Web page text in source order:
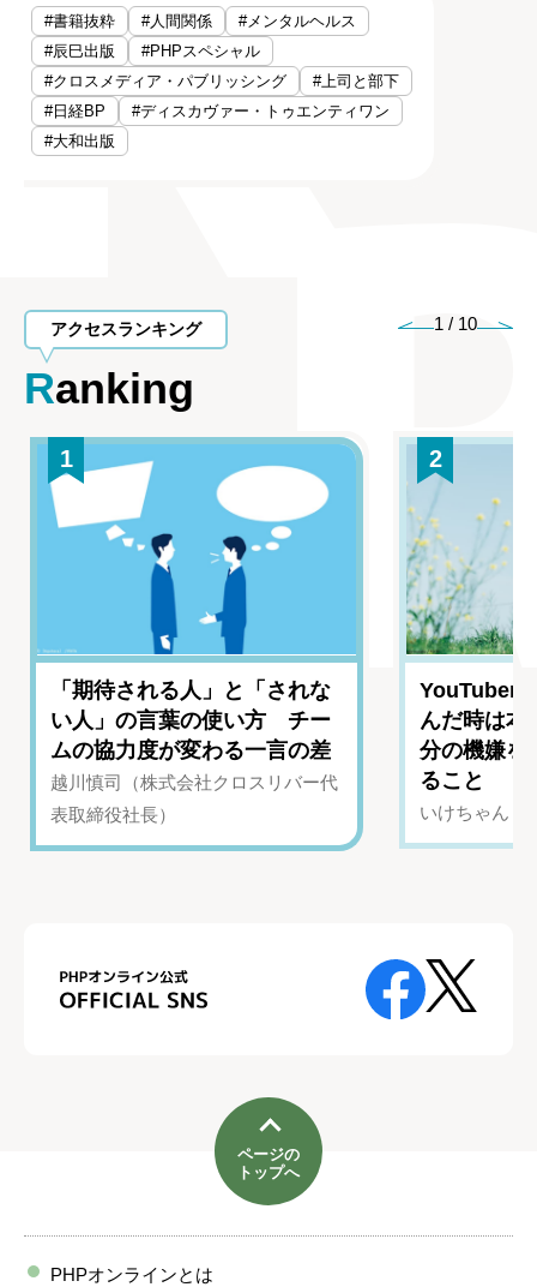
#書籍抜粋 #人間関係
#メンタルヘルス
#辰巳出版
#PHPスペシャル
#クロスメディア・パブリッシング
#上司と部下
#日経BP
#ディスカヴァー・トゥエンティワン
#大和出版
アクセスランキング
Ranking
1 / 10
1
「期待される人」と「されな
い人」の言葉の使い方 チー
ムの協力度が変わる一言の差
越川慎司（株式会社クロスリバー代
表取締役社長）
2
YouTuber
んだ時は
分の機嫌を
ること
いけちゃん（
ページの
トップへ
PHPオンラインとは